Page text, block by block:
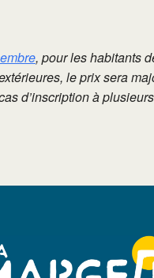
, pour les habitants
le prix sera
d’inscription à